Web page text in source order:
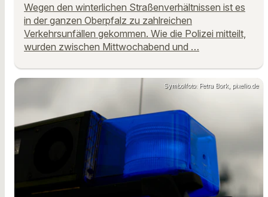
Wegen den winterlichen Straßenverhältnissen ist es
in der ganzen Oberpfalz zu zahlreichen
Verkehrsunfällen gekommen. Wie die Polizei mitteilt,
wurden zwischen Mittwochabend und …
Symbolfoto: Petra Bork, pixelio.de